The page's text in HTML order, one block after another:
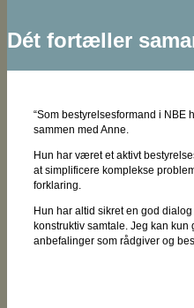
Dét fortæller
“Som bestyrelsesformand i
sammen med Anne.
Hun har været et aktivt
at simplificere komplekse
forklaring.
Hun har altid sikret en god
konstruktiv samtale. Jeg kan kun
anbefalinger som rådgiver og